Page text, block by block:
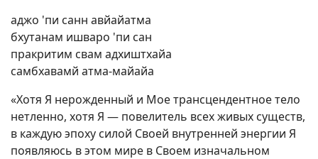
аджо 'пи санн авйайатма
бхутанам ишваро 'пи сан
пракритим свам адхиштхайа
самбхавамй атма-майайа
«Хотя Я нерожденный и Мое трансцендентное тело
нетленно, хотя Я — повелитель всех живых существ,
в каждую эпоху силой Своей внутренней энергии Я
появляюсь в этом мире в Своем изначальном